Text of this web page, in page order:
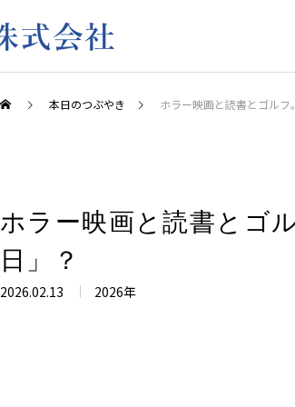
本日のつぶやき ホラー映画と読書とゴル
ホラー映画と読書とゴ
日」？
2026.02.13 2026年